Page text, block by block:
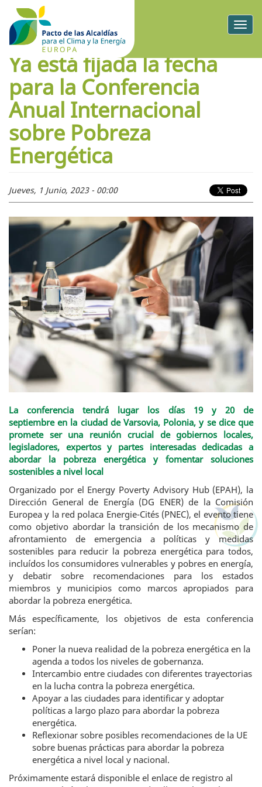
Ya está fijada la fecha
para la Conferencia
Anual Internacional
sobre Pobreza
Energética
Jueves, 1 Junio, 2023 - 00:00
La conferencia tendrá lugar los días 19 y 20 de
septiembre en la ciudad de Varsovia, Polonia, y se dice que
promete ser una reunión crucial de gobiernos locales,
legisladores, expertos y partes interesadas dedicadas a
abordar la pobreza energética y fomentar soluciones
sostenibles a nivel local
Organizado por el Energy Poverty Advisory Hub (EPAH), la
Dirección General de Energía (DG ENER) de la Comisión
Europea y la red polaca Energie-Cités (PNEC), el evento tiene
como objetivo abordar la transición de los mecanismo de
afrontamiento de emergencia a políticas y medidas
sostenibles para reducir la pobreza energética para todos,
incluídos los consumidores vulnerables y pobres en energía,
y debatir sobre recomendaciones para los estados
miembros y municipios como marcos apropiados para
abordar la pobreza energética.
Más específicamente, los objetivos de esta conferencia
serían:
Poner la nueva realidad de la pobreza energética en la
agenda a todos los niveles de gobernanza.
Intercambio entre ciudades con diferentes trayectorias
en la lucha contra la pobreza energética.
Apoyar a las ciudades para identificar y adoptar
políticas a largo plazo para abordar la pobreza
energética.
Reflexionar sobre posibles recomendaciones de la UE
sobre buenas prácticas para abordar la pobreza
energética a nivel local y nacional.
Próximamente estará disponible el enlace de registro al